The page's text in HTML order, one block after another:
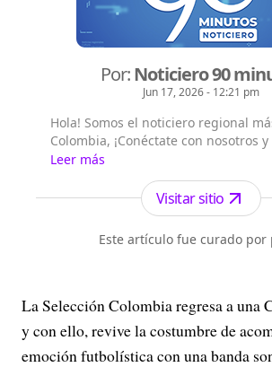
Por:Noticiero 90
Jun 17, 2026 - 12:21 pm
Hola! Somos el noticiero regional
Colombia, ¡Conéctate con nosotros
las noticias del suroccidente
Emisión digital en vivo a las 8 a.m.
nuestros canales digitales, Emisión
1:00 p.m. por el canal Telepacífico y
canales digitales.
Leer más
Visitar sitio
Este artículo fue curado por
La Selección Colombia regresa a una
y con ello, revive la costumbre de
emoción futbolística con una banda